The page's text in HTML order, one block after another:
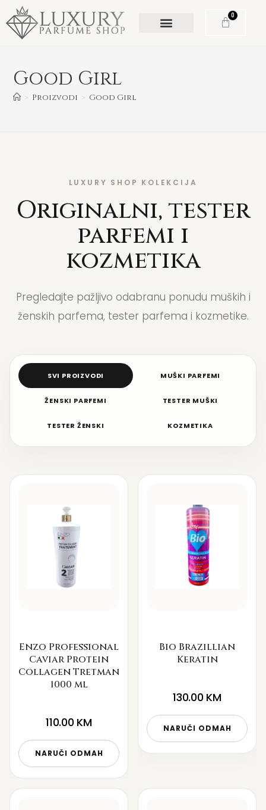
0
Good Girl
> Proizvodi > Good Girl
LUXURY SHOP KOLEKCIJA
Originalni, tester
parfemi i
kozmetika
Pregledajte pažljivo odabranu ponudu muških i
ženskih parfema, tester parfema i kozmetike.
SVI PROIZVODI MUŠKI PARFEMI
ŽENSKI PARFEMI TESTER MUŠKI
TESTER ŽENSKI KOZMETIKA
Enzo Professional
Caviar Protein
Collagen Tretman
1000 ml
110.00 KM
NARUČI ODMAH
Bio Brazillian
Keratin
130.00 KM
NARUČI ODMAH